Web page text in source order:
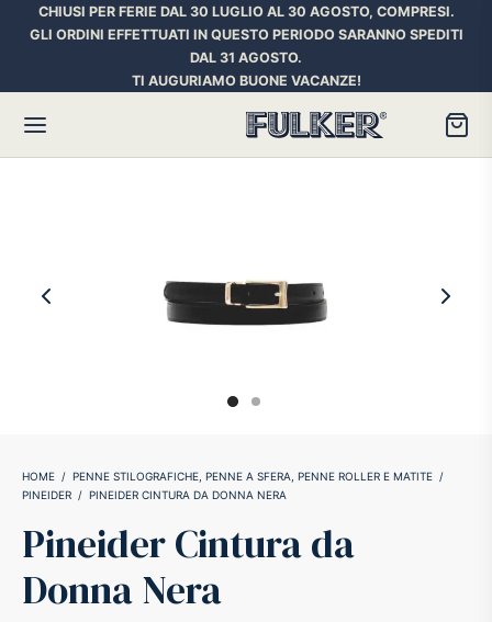
CHIUSI PER FERIE DAL 30 LUGLIO AL 30 AGOSTO, COMPRESI.
GLI ORDINI EFFETTUATI IN QUESTO PERIODO SARANNO SPEDITI
DAL 31 AGOSTO.
TI AUGURIAMO BUONE VACANZE!
HOME / PENNE STILOGRAFICHE, PENNE A SFERA, PENNE ROLLER E MATITE /
PINEIDER / PINEIDER CINTURA DA DONNA NERA
Pineider Cintura da
Donna Nera
SPACE PEN
Matic
PENNE
E INCHIOSTRI
Penne Roller